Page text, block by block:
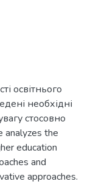
освітнього
необхідні
стосовно
analyzes the
education
and
approaches.